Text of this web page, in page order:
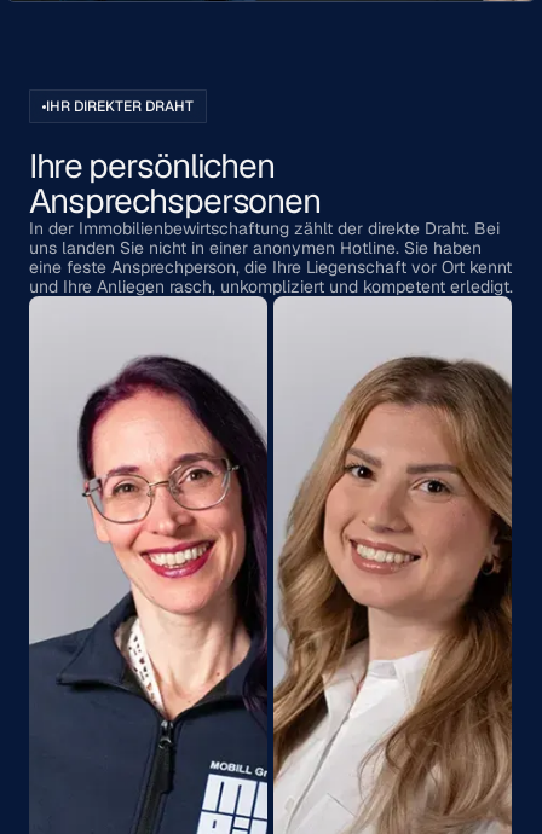
IHR DIREKTER DRAHT
Ihre persönlichen
Ansprechspersonen
In der Immobilienbewirtschaftung zählt der direkte Draht. Bei
uns landen Sie nicht in einer anonymen Hotline. Sie haben
eine feste Ansprechperson, die Ihre Liegenschaft vor Ort kennt
und Ihre Anliegen rasch, unkompliziert und kompetent erledigt.